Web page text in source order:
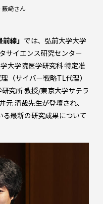
﨑さん
線」 では、弘前大学大学
サイエンス研究センター
大学院医学研究科 特定准
（サイバー戦略TL代理）
究所 教授/東京大学サテラ
元 清哉先生が登壇され、
最新の研究成果について